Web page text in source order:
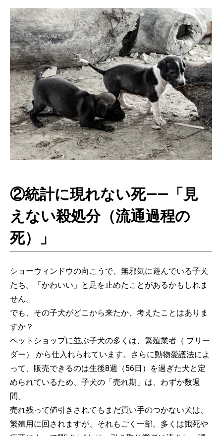
②統計に現れない死——「見
えない殺処分（流通過程の
死）」
ショーウィンドウの向こうで、無邪気に遊んでいる子犬
たち。「かわいい」と足を止めたことがあるかもしれま
せん。
でも、その子犬がどこから来たか、考えたことはありま
すか？
ペットショップに並ぶ子犬の多くは、繁殖業者（ ブリー
ダー） から仕入れられています。さらに動物愛護法によ
って、販売できるのは生後8週（56日）を過ぎた犬と定
められているため、子犬の「売れ期」は、わずか数週
間。
売れ残って値引きされてもまだ買い手のつかない犬は、
繁殖用に回されますが、それもごく一部。多くは餓死や